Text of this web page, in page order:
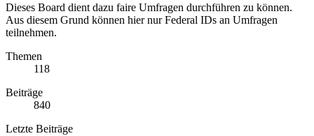
Dieses Board dient dazu faire Umfragen durchführen zu können.
Aus diesem Grund können hier nur Federal IDs an Umfragen
teilnehmen.
Themen
118
Beiträge
840
Letzte Beiträge